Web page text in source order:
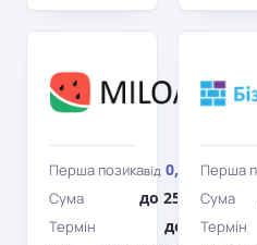
Перша позикавід 0,01%/день
Сума до 25 000 грн
Термін до 360 дн.
Перша
Сума
Термін